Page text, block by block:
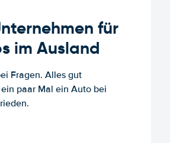
für
im Ausland
Fragen. Alles gut
paar Mal ein Auto bei